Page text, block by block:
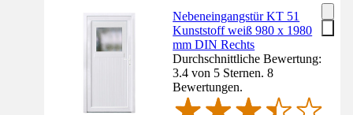
Nebeneingangstür KT 51
Kunststoff weiß 980 x 1980
mm DIN Rechts
Durchschnittliche Bewertung:
3.4 von 5 Sternen. 8
Bewertungen.